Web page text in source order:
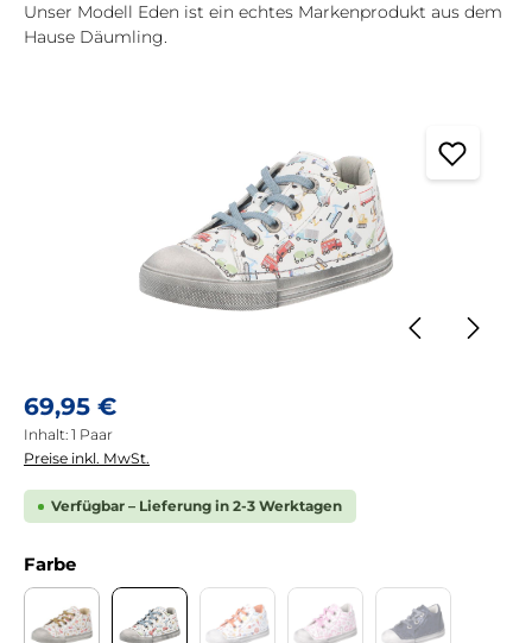
Unser Modell Eden ist ein echtes Markenprodukt aus dem
Hause Däumling.
Regulärer Preis:
69,95 €
Inhalt: 1 Paar
Preise inkl. MwSt.
Verfügbar – Lieferung in 2-3 Werktagen
Farbeauswählen